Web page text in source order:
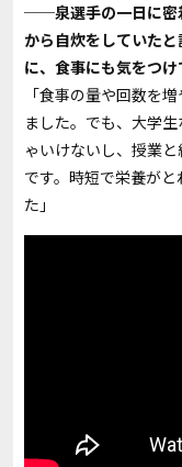
──泉選手の一日に密
から自炊をしていた
に、食事にも気をつ
「食事の量や回数を
ました。でも、大学
ゃいけないし、授業
です。時短で栄養が
た」